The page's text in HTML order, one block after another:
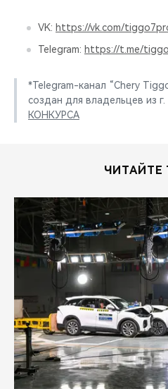
VK: https://vk.com/
Telegram: https://t.me/
*Telegram-канал “Chery
создан для владельцев из г.
КОНКУРСА
ЧИТАЙТЕ